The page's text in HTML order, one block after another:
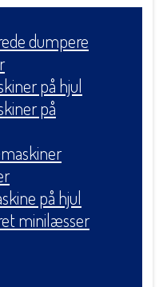
dumpere
på hjul
på
på hjul
minilæsser